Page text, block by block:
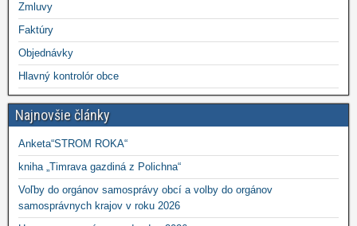
Zmluvy
Faktúry
Objednávky
Hlavný kontrolór obce
Najnovšie články
Anketa“STROM ROKA“
kniha „Timrava gazdiná z Polichna“
Voľby do orgánov samosprávy obcí a volby do orgánov
samosprávnych krajov v roku 2026